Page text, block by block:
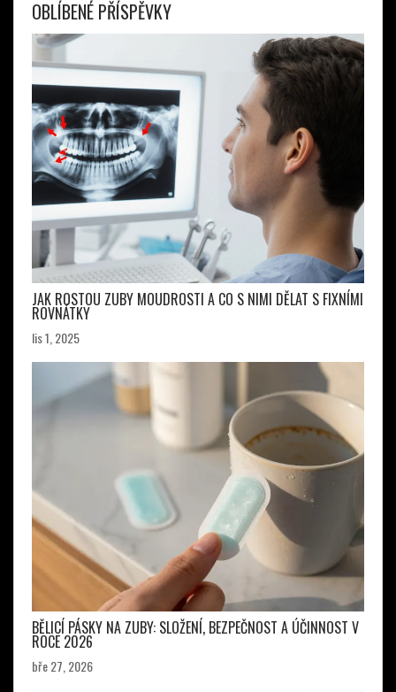
OBLÍBENÉ PŘÍSPĚVKY
JAK ROSTOU ZUBY MOUDROSTI A CO S NIMI DĚLAT S FIXNÍMI
ROVNÁTKY
lis 1, 2025
BĚLICÍ PÁSKY NA ZUBY: SLOŽENÍ, BEZPEČNOST A ÚČINNOST V
ROCE 2026
bře 27, 2026